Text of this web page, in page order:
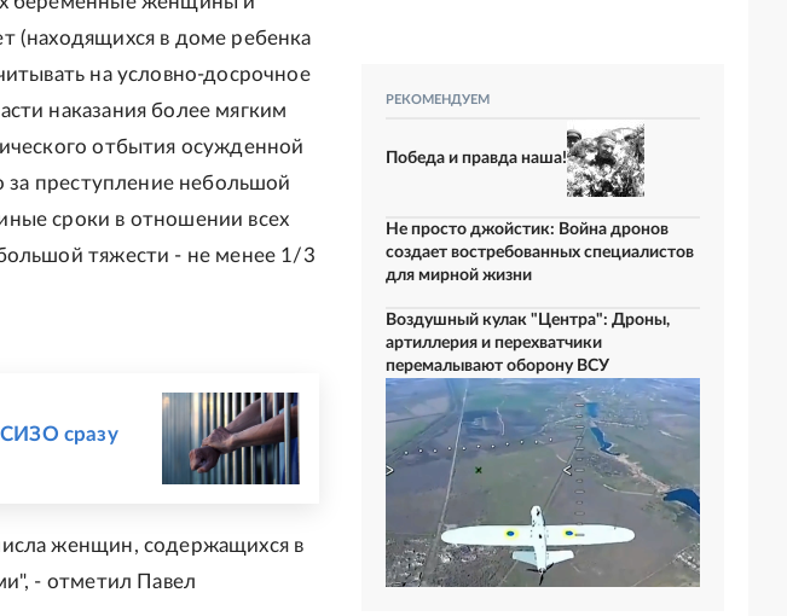
в доме ребенка
на условно-досрочное
наказания более мягким
отбытия осужденной
за преступление небольшой
сроки в отношении всех
тяжести - не менее 1/3
сразу
женщин, содержащихся в
- отметил Павел
РЕКОМЕНДУЕМ
Победа и правда наша!
Не просто джойстик: Война дронов
создает востребованных специалистов
для мирной жизни
Воздушный кулак "Центра": Дроны,
артиллерия и перехватчики
перемалывают оборону ВСУ